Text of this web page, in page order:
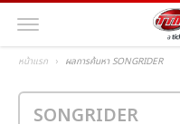
หน้าแรก ผลการค้นหา SONGRIDER